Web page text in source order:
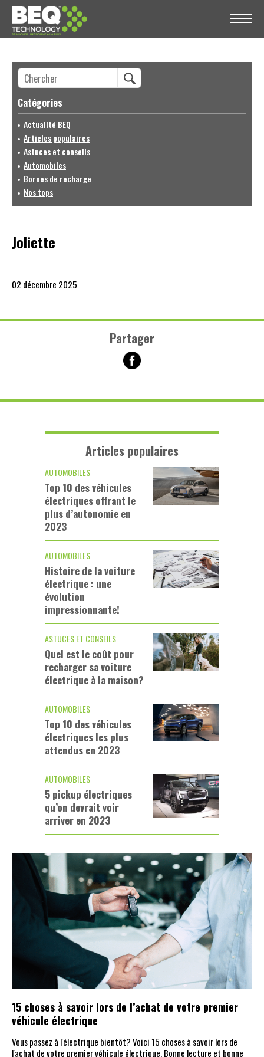
Catégories
Actualité BEQ
Articles populaires
Astuces et conseils
Automobiles
Bornes de recharge
Nos tops
Joliette
02 décembre 2025
Partager
Articles populaires
AUTOMOBILES
Top 10 des véhicules
électriques offrant le
plus d’autonomie en
2023
AUTOMOBILES
Histoire de la voiture
électrique : une
évolution
impressionnante!
ASTUCES ET CONSEILS
Quel est le coût pour
recharger sa voiture
électrique à la maison?
AUTOMOBILES
Top 10 des véhicules
électriques les plus
attendus en 2023
AUTOMOBILES
5 pickup électriques
qu’on devrait voir
arriver en 2023
15 choses à savoir lors de l’achat de votre premier
véhicule électrique
Vous passez à l'électrique bientôt? Voici 15 choses à savoir lors de
l'achat de votre premier véhicule électrique. Bonne lecture et bonne